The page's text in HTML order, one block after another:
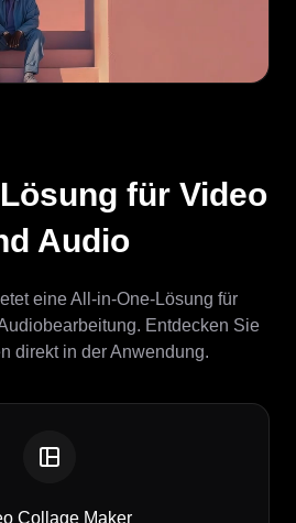
für Video
Audio
eine All-in-One-Lösung für
Entdecken Sie
direkt in der Anwendung.
Collage Maker